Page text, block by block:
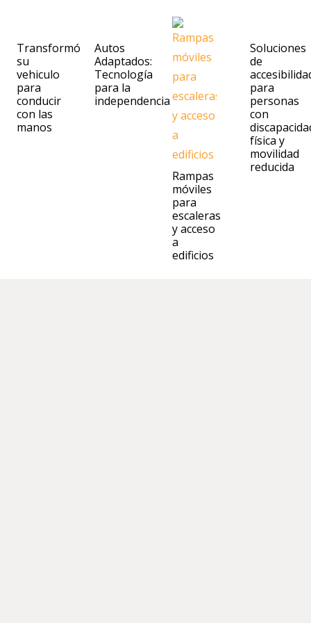
Transformó
su
vehiculo
para
conducir
con las
manos
Autos
Adaptados:
Tecnología
para la
independencia
Rampas
móviles
para
escaleras
y acceso
a
edificios
Soluciones
de
para
personas
con
física y
movilidad
reducida